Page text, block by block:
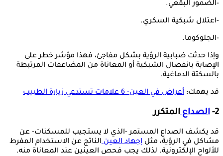
-الضمور البقعي.
-اعتلال شبكية السكري.
-الجلوكوما.
وإذا حدثت ضبابية الرؤية بشكل مفاجئ، فهذا مؤشر خطر على
الإصابة بانفصال الشبكية أو المعاناة من المضاعفات المرتبطة
بالسكتة الدماغية.
قد يهمك: أعراض في العين- 6 علامات تستدعي زيارة الطبيب
2- الصداعالمتكرر
قد يكشف الصداع المستمر -الذي لا يستجيب للمسكنات- عن
مشاكل في الرؤية، مثل إجهاد العينالناتج عن الاستخدام المفرط
للألواح الإلكترونية. لذلك يجب فحص العينين عند المعاناة منه.